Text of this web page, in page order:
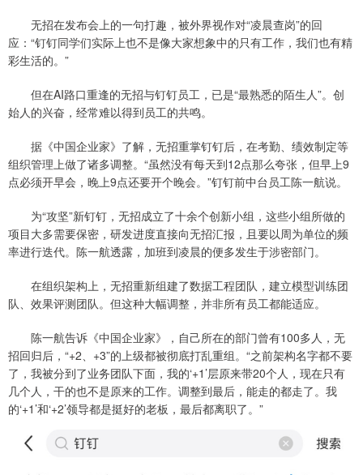
无招在发布会上的一句打趣，被外界视作对“凌晨查岗”的回
应：“钉钉同学们实际上也不是像大家想象中的只有工作，我们也有精
彩生活的。”
但在AI路口重逢的无招与钉钉员工，已是“最熟悉的陌生人”。创
始人的兴奋，经常难以得到员工的共鸣。
据《中国企业家》了解，无招重掌钉钉后，在考勤、绩效制定等
组织管理上做了诸多调整。“虽然没有每天到12点那么夸张，但早上9
点必须开早会，晚上9点还要开个晚会。”钉钉前中台员工陈一航说。
为“攻坚”新钉钉，无招成立了十余个创新小组，这些小组所做的
项目大多需要保密，研发进度直接向无招汇报，且要以周为单位的频
率进行迭代。陈一航透露，加班到凌晨的便多发生于涉密部门。
在组织架构上，无招重新组建了数据工程团队，建立模型训练团
队、效果评测团队。但这种大幅调整，并非所有员工都能适应。
陈一航告诉《中国企业家》，自己所在的部门曾有100多人，无
招回归后，“+2、+3”的上级都被彻底打乱重组。“之前架构名字都不要
了，我被分到了业务团队下面，我的‘+1’层原来带20个人，现在只有
几个人，干的也不是原来的工作。调整到最后，能走的都走了。我
的‘+1’和‘+2’领导都是挺好的老板，最后都离职了。”